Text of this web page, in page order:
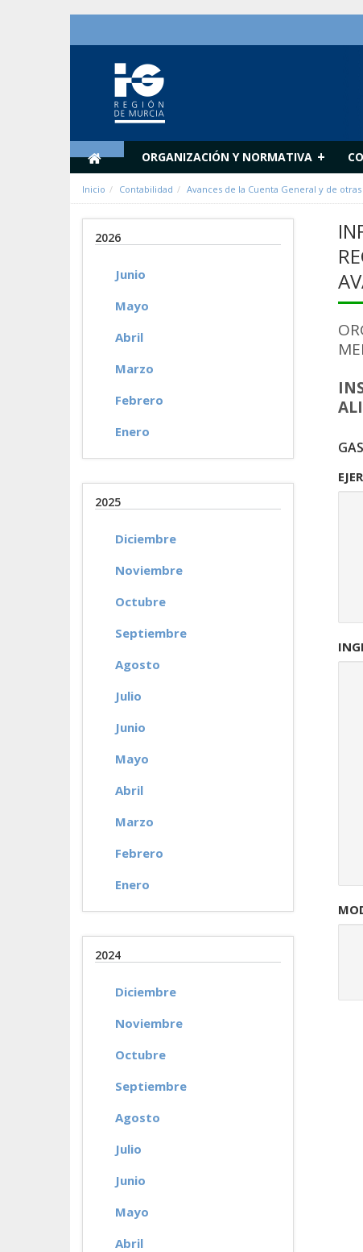
ORGANIZACIÓN Y NORMATIVA +
Inicio Contabilidad Avances de la Cuenta General y de
2026
Junio
Mayo
Abril
Marzo
Febrero
Enero
2025
Diciembre
Noviembre
Octubre
Septiembre
Agosto
Julio
Junio
Mayo
Abril
Marzo
Febrero
Enero
2024
Diciembre
Noviembre
Octubre
Septiembre
Agosto
Julio
Junio
Mayo
Abril